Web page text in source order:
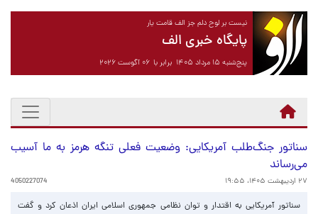
نیست بر لوح دلم جز الف قامت یار
پایگاه خبری الف
پنج‌شنبه ۱۵ مرداد ۱۴۰۵ برابر با ۰۶ آگوست ۲۰۲۶
سناتور جنگ‌طلب آمریکایی: وضعیت فعلی تنگه هرمز به ما آسیب
می‌رساند
۲۷ اردیبهشت ۱۴۰۵، ۱۹:۵۵ 4050227074
سناتور آمریکایی به اقتدار و توان نظامی جمهوری اسلامی ایران اذعان کرد و گفت